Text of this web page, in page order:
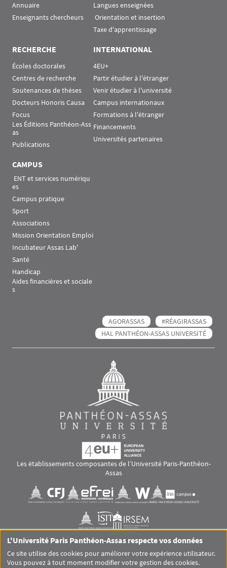
Annuaire
Enseignants chercheurs
Langues enseignées
Orientation et insertion
Taxe d'apprentissage
RECHERCHE
Écoles doctorales
Centres de recherche
Soutenances de thèses
Docteurs Honoris Causa
Focus
Les Éditions Panthéon-Ass
as
Publications
INTERNATIONAL
4EU+
Partir étudier à l'étranger
Venir étudier à l'université
Campus internationaux
Formations à l'étranger
Financements
Universités partenaires
CAMPUS
es
Campus pratique
Sport
Associations
Mission Orientation Emploi
Incubateur Assas Lab'
Santé
Handicap
Aides financières et sociale
s
AGORASSAS
#RÉAGIRASSAS
HAL PANTHÉON-ASSAS UNIVERSITÉ
Les établissements composantes de l’Université Paris-Panthéon-
Assas
Visuel svgVisuel svg Visuel svgVisuel svg
Visuel svgVisuel svg
RS footer
L'Université Paris Panthéon-Assas respecte vos données
Ce site utilise des cookies pour améliorer votre expérience utilisateur.
Vous pouvez à tout moment modifier votre gestion des cookies.